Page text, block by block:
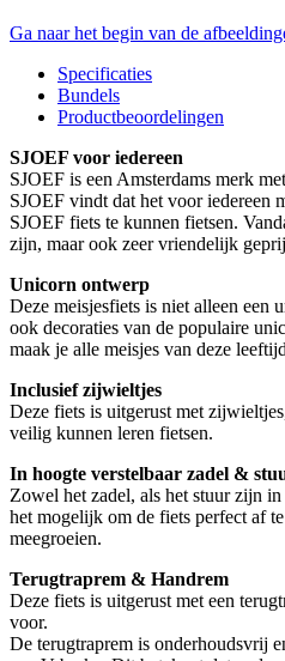
Ga naar het begin van de
Specificaties
Bundels
Productbeoordelingen
SJOEF voor iedereen
SJOEF is een Amsterdams merk
SJOEF vindt dat het voor iedereen
SJOEF fiets te kunnen fietsen.
zijn, maar ook zeer vriendelijk
Unicorn ontwerp
Deze meisjesfiets is niet alleen een
ook decoraties van de populaire
maak je alle meisjes van deze
Inclusief zijwieltjes
Deze fiets is uitgerust met
veilig kunnen leren fietsen.
In hoogte verstelbaar zadel &
Zowel het zadel, als het stuur zijn
het mogelijk om de fiets perfect af
meegroeien.
Terugtraprem & Handrem
Deze fiets is uitgerust met een
voor.
De terugtraprem is onderhoudsvrij